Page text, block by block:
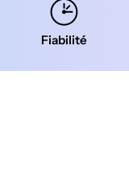
Fiabilité